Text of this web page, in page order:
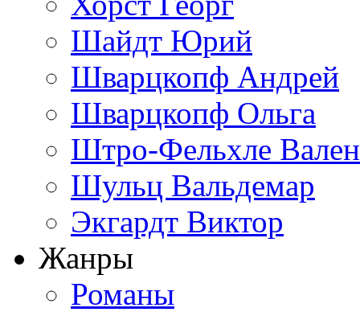
Шайдт Юрий
Шварцкопф Андрей
Шварцкопф Ольга
Штро-Фельхле
Шульц Вальдемар
Экгардт Виктор
Жанры
Романы